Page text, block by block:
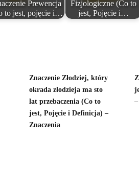
Prewencja
to jest, pojęcie i…
Fizjologiczne (Co to
jest, Pojęcie i…
Znaczenie Złodziej, który
okrada złodzieja ma sto
lat przebaczenia (Co to
jest, Pojęcie i Definicja) –
Znaczenia